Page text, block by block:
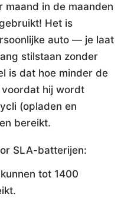
maand in de maanden
Het is
auto — je laat
stilstaan zonder
is dat hoe minder de
hij wordt
(opladen en
bereikt.
SLA-batterijen:
tot 1400